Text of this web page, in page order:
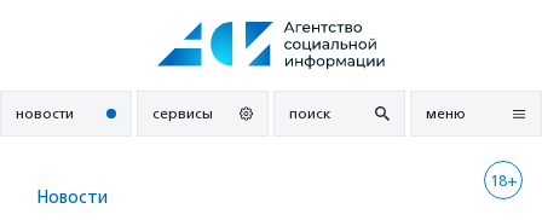
новости сервисы поиск меню
18+
Новости